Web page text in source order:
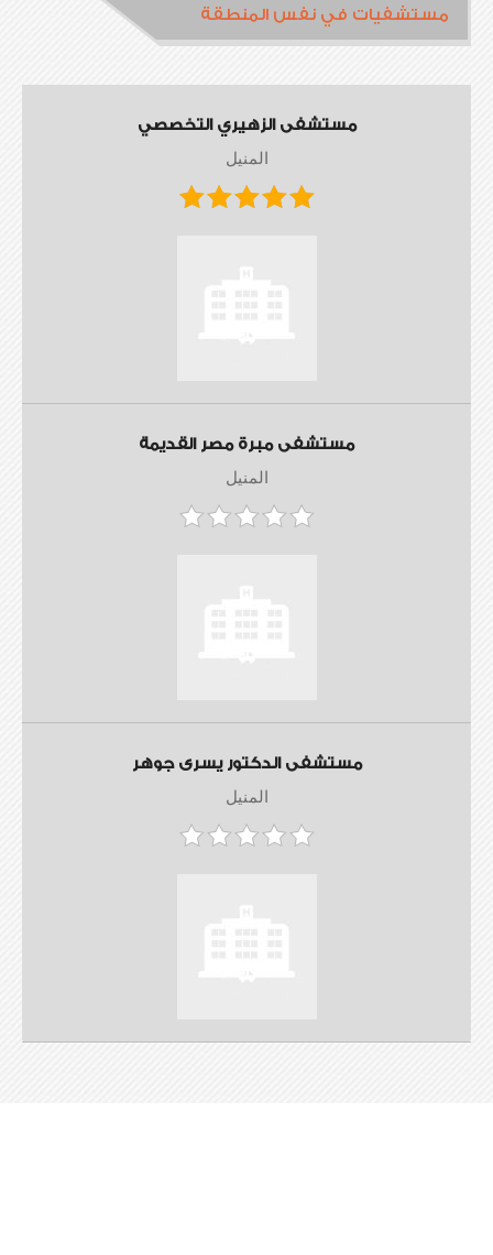
مستشفيات في نفس المنطقة
مستشفى الزهيري التخصصي
المنيل
مستشفى مبرة مصر القديمة
المنيل
مستشفى الدكتور يسرى جوهر
المنيل